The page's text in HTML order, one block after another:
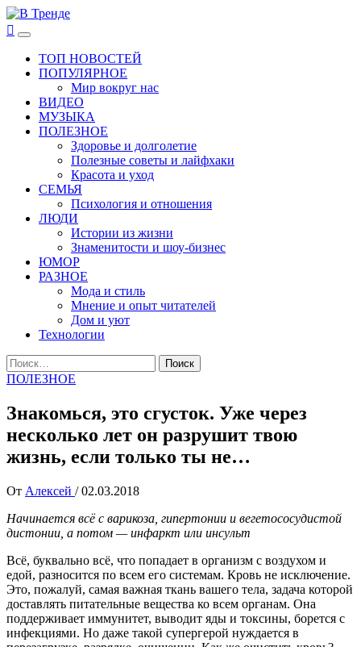
Перейти
к
содержимому
В Тренде
Самые свежие новости интернета
Основное
менюТОП НОВОСТЕЙ
ПОПУЛЯРНОЕ
Мир вокруг нас
ВИДЕО
МУЗЫКА
ПОЛЕЗНОЕ
Здоровье и долголетие
Полезные советы и лайфхаки
Красота и уход
СЕМЬЯ
Психология и отношения
ЛЮДИ
Истории из жизни
Знаменитости и шоу-бизнес
ЮМОР
РАЗНОЕ
Мода и стиль
Мнение и опыт читателей
Дом и уют
Технологии
Найти:
ПОЛЕЗНОЕ
Знакомься, это сгусток. Уже через
несколько лет он разрушит твою
жизнь, если только ты не…
От Алексей / 02.03.2018
Начинается всё с варикоза, гипертонии и вегетососудистой
дистонии, а потом — инфаркт или инсульт
Всё, буквально всё, что попадает в организм с воздухом и
едой, разносится по всем его системам. Кровь не исключение.
Это, пожалуй, самая важная ткань вашего тела, задача которой
доставлять питательные вещества ко всем органам. Она
поддерживает иммунитет, выводит яды и токсины, борется с
инфекциями. Но даже такой супергерой нуждается в